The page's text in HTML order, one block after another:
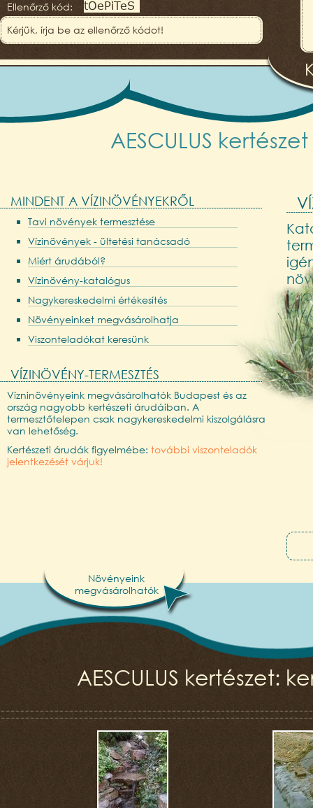
Ellenőrző kód:
AESCULUS
MINDENT A VÍZINÖVÉNYEKRŐL
Tavi növények termesztése
Vízinövények - ültetési tanácsadó
Miért árudából?
Vízinövény-katalógus
Nagykereskedelmi értékesítés
Növényeinket megvásárolhatja
Viszonteladókat keresünk
VÍZINÖVÉNY-TERMESZTÉS
Vízninövényeink megvásárolhatók Budapest és az
ország nagyobb kertészeti árudáiban. A
termesztőtelepen csak nagykereskedelmi kiszolgálásra
van lehetőség.
Kertészeti árudák figyelmébe: további viszonteladók
jelentkezését várjuk!
Növényeink
megvásárolhatók
AESCULUS kertészet: